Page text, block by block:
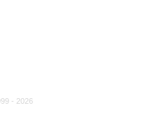
- 2026